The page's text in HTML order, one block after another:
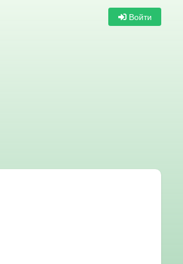
Войти